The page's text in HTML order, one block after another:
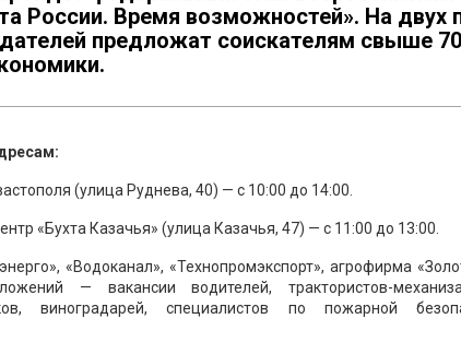
России. Время возможностей». На двух
предложат соискателям свыше
(улица Руднева, 40) — с 10:00 до 14:00.
«Бухта Казачья» (улица Казачья, 47) — с 11:00 до 13:00.
«Водоканал», «Технопромэкспорт», агрофирма
— вакансии водителей, трактористов-
виноградарей, специалистов по пожарной